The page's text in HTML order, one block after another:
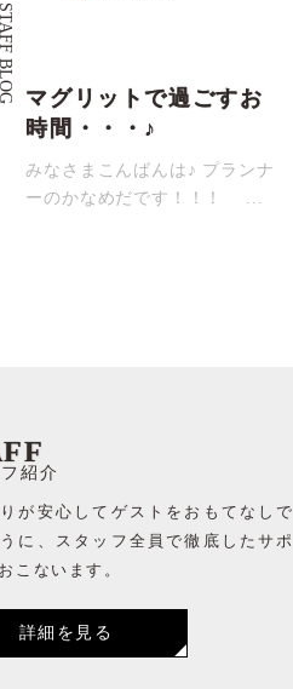
STAFF BLOG マグリットで過ごすお
時間・・・♪
みなさまこんばんは♪ プランナ
ーのかなめだです！！！ ...
紹介
が安心してゲストをおもてなしで
に、スタッフ全員で徹底したサポ
こないます。
詳細を見る